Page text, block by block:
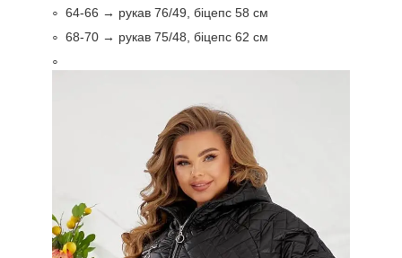
64-66 → рукав 76/49, біцепс 58 см
68-70 → рукав 75/48, біцепс 62 см